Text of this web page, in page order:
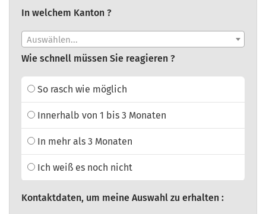
In welchem Kanton ?
Auswählen...
Wie schnell müssen Sie reagieren ?
So rasch wie möglich
Innerhalb von 1 bis 3 Monaten
In mehr als 3 Monaten
Ich weiß es noch nicht
Kontaktdaten, um meine Auswahl zu erhalten :